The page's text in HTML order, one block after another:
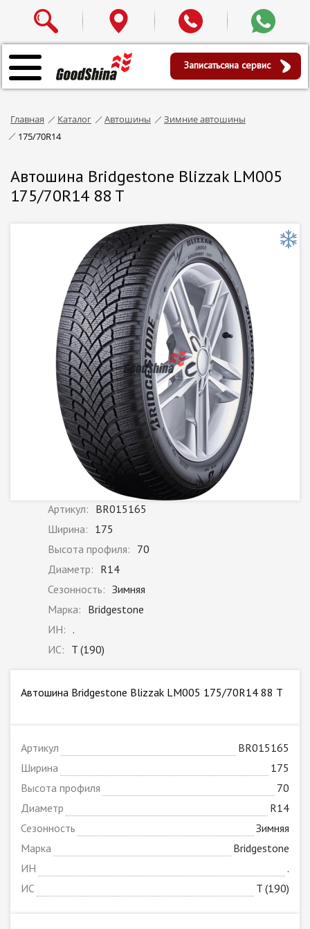
Записатьсяна сервис
Главная Каталог Автошины
Зимние автошины
175/70R14
Автошина Bridgestone Blizzak LM005
175/70R14 88 T
Артикул: BR015165
Ширина: 175
Высота профиля: 70
Диаметр: R14
Сезонность: Зимняя
Марка: Bridgestone
ИН: .
ИС: T (190)
Автошина Bridgestone Blizzak LM005 175/70R14 88 T
Артикул
BR015165
Ширина
175
Высота профиля
70
Диаметр
R14
Сезонность
Зимняя
Марка
Bridgestone
ИН
.
ИС
T (190)